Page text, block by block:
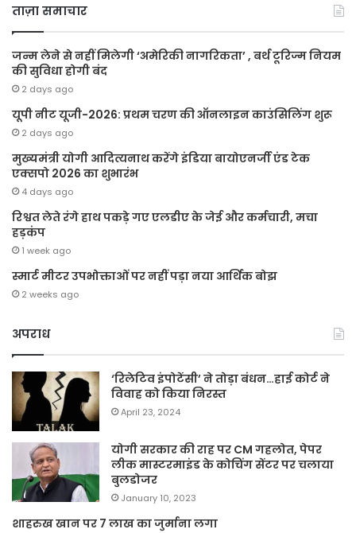
ताज़ा समाचार
जन्म लेने से नहीं मिलेगी ‘अमेरिकी नागरिकता’ , बर्थ टूरिज्म नियम
की सुविधा होगी बंद
2 days ago
यूपी नीट यूजी-2026: प्रथम चरण की ऑनलाइन काउंसिलिंग शुरू
2 days ago
मुख्यमंत्री योगी आदित्यनाथ करेंगे इंडिया बायोएनर्जी एंड टेक
एक्सपो 2026 का शुभारंभ
4 days ago
रिश्वत लेते रंगे हाथ पकड़े गए एलडीए के जेई और कर्मचारी, मचा
हड़कंप
1 week ago
स्मार्ट मीटर उपभोक्ताओं पर नहीं पड़ा नया आर्थिक बोझ
2 weeks ago
अपराध
‘रिलेटिव इंपोटेंसी’ ने तोड़ा बंधन…हाई कोर्ट ने
विवाह को किया निरस्त
April 23, 2024
योगी सरकार की राह पर CM गहलोत, पेपर
लीक मास्टरमाइंड के कोचिंग सेंटर पर चलाया
बुलडोजर
January 10, 2023
शाहरुख खान पर 7 लाख का जुर्माना लगा